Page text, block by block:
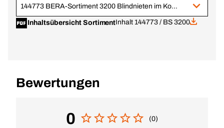
144773 BERA-Sortiment 3200 Blindnieten im Koffer
Inhaltsübersicht SortimentInhalt 144773 / BS 3200
Bewertungen
0 (0)